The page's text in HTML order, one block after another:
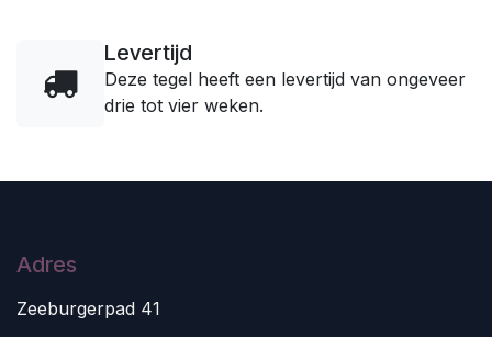
Levertijd
Deze tegel heeft een levertijd van ongeveer
drie tot vier weken.
Adres
Zeeburgerpad 41